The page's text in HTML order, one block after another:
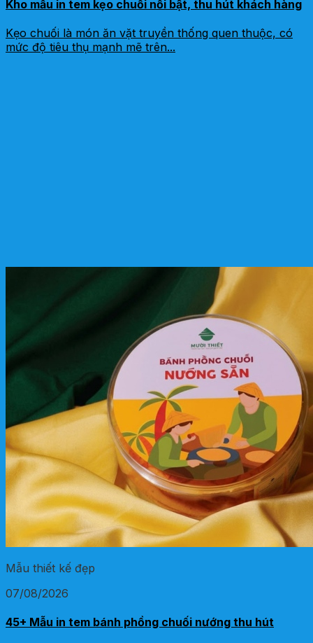
Kho mẫu in tem kẹo chuối nổi bật, thu hút khách hàng
Kẹo chuối là món ăn vặt truyền thống quen thuộc, có
mức độ tiêu thụ mạnh mẽ trên...
Mẫu thiết kế đẹp
07/08/2026
45+ Mẫu in tem bánh phồng chuối nướng thu hút